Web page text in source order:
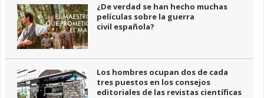
¿De verdad se han hecho muchas
películas sobre la guerra
civil española?
Los hombres ocupan dos de cada
tres puestos en los consejos
editoriales de las revistas científicas